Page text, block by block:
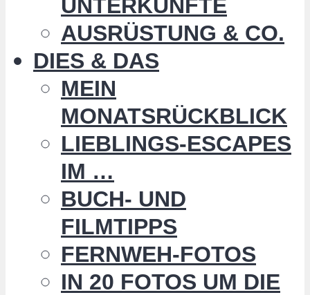
UNTERKÜNFTE
AUSRÜSTUNG & CO.
DIES & DAS
MEIN
MONATSRÜCKBLICK
LIEBLINGS-ESCAPES
IM …
BUCH- UND
FILMTIPPS
FERNWEH-FOTOS
IN 20 FOTOS UM DIE